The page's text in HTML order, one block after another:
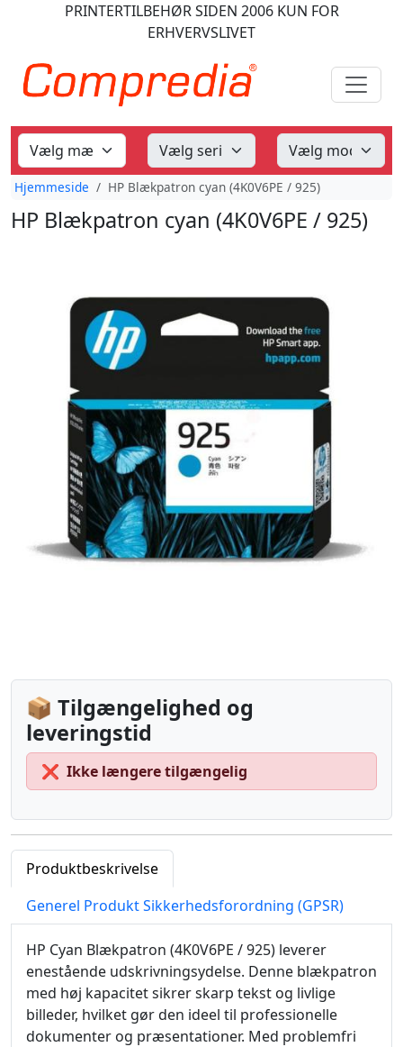
PRINTERTILBEHØRSIDEN 2006KUN FOR
ERHVERVSLIVET
Hjemmeside HP Blækpatron cyan (4K0V6PE / 925)
HP Blækpatron cyan (4K0V6PE / 925)
📦 Tilgængelighed og
leveringstid
❌ Ikke længere tilgængelig
Produktbeskrivelse
Generel Produkt Sikkerhedsforordning (GPSR)
HP Cyan Blækpatron (4K0V6PE / 925) leverer
enestående udskrivningsydelse. Denne blækpatron
med høj kapacitet sikrer skarp tekst og livlige
billeder, hvilket gør den ideel til professionelle
dokumenter og præsentationer. Med problemfri